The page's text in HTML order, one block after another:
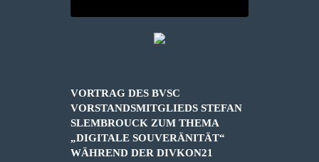
VORTRAG DES BVSC
VORSTANDSMITGLIEDS STEFAN
SLEMBROUCK ZUM THEMA
„DIGITALE SOUVERÄNITÄT“
WÄHREND DER DIVKON21